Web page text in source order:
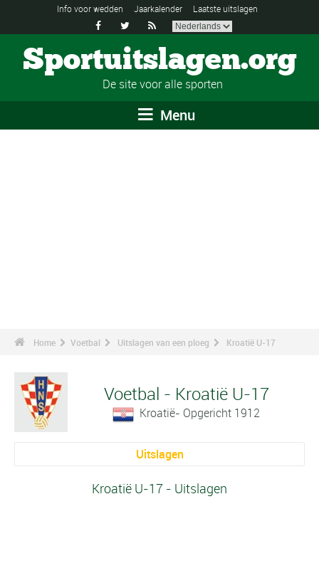
Info voor wedden Jaarkalender Laatste uitslagen
  
Sportuitslagen.org
De site voor alle sporten
Menu
Home Voetbal Uitslagen van een ploeg Kroatië U-17
Voetbal - Kroatië U-17
Kroatië- Opgericht 1912
Uitslagen
Kroatië U-17 - Uitslagen